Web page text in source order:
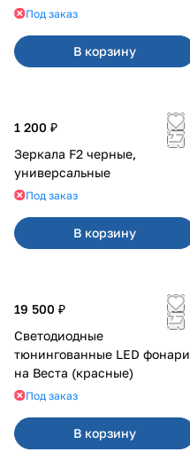
Света
Под заказ
В корзину
1 200 ₽
Зеркала F2 черные,
универсальные
Под заказ
В корзину
19 500 ₽
Светодиодные
тюнингованные LED фонари
на Веста (красные)
Под заказ
В корзину